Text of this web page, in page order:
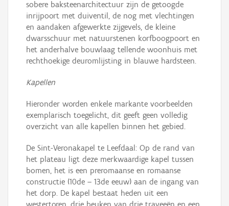
sobere baksteenarchitectuur zijn de getoogde
inrijpoort met duiventil, de nog met vlechtingen
en aandaken afgewerkte zijgevels, de kleine
dwarsschuur met natuurstenen korfboogpoort en
het anderhalve bouwlaag tellende woonhuis met
rechthoekige deuromlijsting in blauwe hardsteen.
Kapellen
Hieronder worden enkele markante voorbeelden
exemplarisch toegelicht, dit geeft geen volledig
overzicht van alle kapellen binnen het gebied.
De Sint-Veronakapel te Leefdaal: Op de rand van
het plateau ligt deze merkwaardige kapel tussen
bomen, het is een preromaanse en romaanse
constructie (10de – 13de eeuw) aan de ingang van
het dorp. De kapel bestaat heden uit een